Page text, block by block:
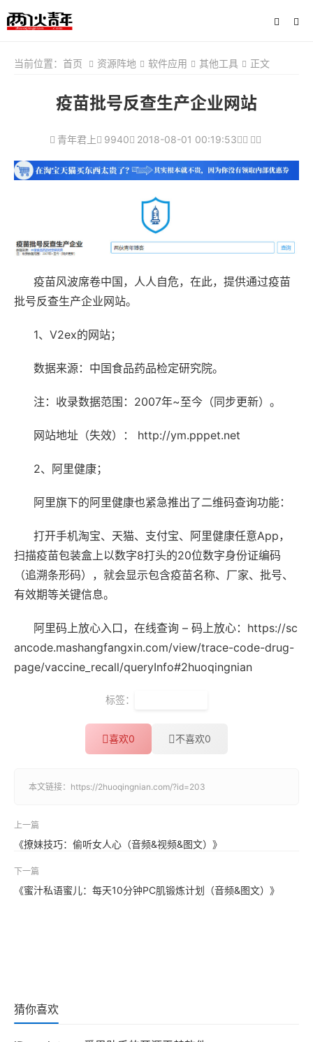
当前位置： 首页 资源阵地 软件应用 其他工具 正文
疫苗批号反查生产企业网站
青年君上 9940 2018-08-01 00:19:53
疫苗风波席卷中国，人人自危，在此，提供通过疫苗
批号反查生产企业网站。
1、V2ex的网站；
数据来源：中国食品药品检定研究院。
注：收录数据范围：2007年~至今（同步更新）。
网站地址（失效）： http://ym.pppet.net
2、阿里健康；
阿里旗下的阿里健康也紧急推出了二维码查询功能：
打开手机淘宝、天猫、支付宝、阿里健康任意App，
扫描疫苗包装盒上以数字8打头的20位数字身份证编码
（追溯条形码），就会显示包含疫苗名称、厂家、批号、
有效期等关键信息。
阿里码上放心入口，在线查询 – 码上放心：https://sc
ancode.mashangfangxin.com/view/trace-code-drug-
page/vaccine_recall/queryInfo#2huoqingnian
标签：
喜欢0 不喜欢0
本文链接： https://2huoqingnian.com/?id=203
上一篇
《撩妹技巧：偷听女人心（音频&视频&图文）》
下一篇
《蜜汁私语蜜儿：每天10分钟PC肌锻炼计划（音频&图文）》
猜你喜欢